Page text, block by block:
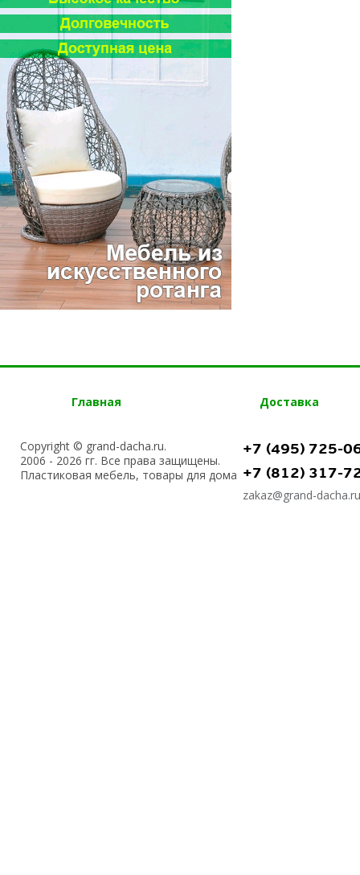
Главная Доставка
Copyright © grand-dacha.ru.
2006 - 2026 гг. Все права защищены.
Пластиковая мебель, товары для дома
+7 (495) 725-
+7 (812) 317-
zakaz@grand-dacha.ru